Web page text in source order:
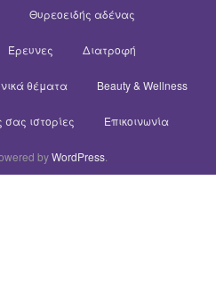
Θυρεοειδής αδένας
Έρευνες Διατροφή
θέματα Beauty & Wellness
σας ιστορίες Επικοινωνία
byWordPress.